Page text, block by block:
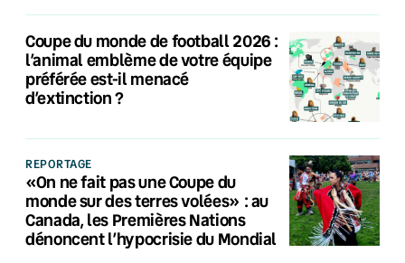
Coupe du monde de football 2026 :
l’animal emblème de votre équipe
préférée est-il menacé
d’extinction ?
REPORTAGE
«On ne fait pas une Coupe du
monde sur des terres volées» : au
Canada, les Premières Nations
dénoncent l’hypocrisie du Mondial